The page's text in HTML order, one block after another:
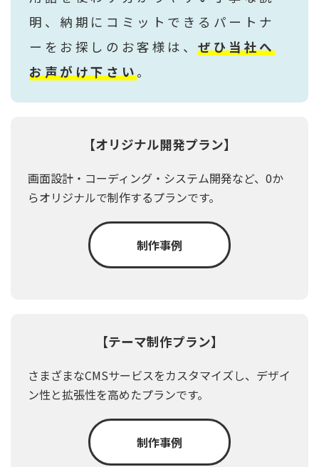
明、納期にコミットできるパートナ
ーをお探しのお客様は、ぜひ当社へ
お声がけ下さい。
【オリジナル開発プラン】
画面設計・コーディング・システム開発など、0か
らオリジナルで制作するプランです。
制作事例
【テーマ制作プラン】
さまざまなCMSサービスをカスタマイズし、デザイ
ン性と拡張性を高めたプランです。
制作事例